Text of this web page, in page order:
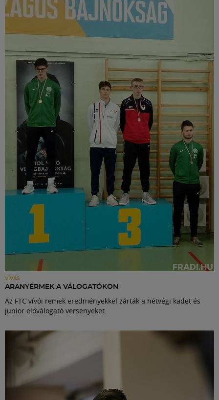
VÍVÁS
ARANYÉRMEK A VÁLOGATÓKON
Az FTC vívói remek eredményekkel zárták a hétvégi kadet és
junior előválogató versenyeket.